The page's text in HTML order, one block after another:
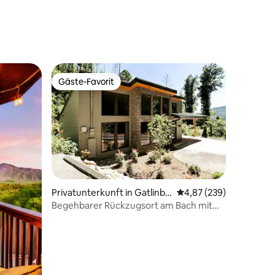
Bewertungen
Gäste-Favorit
Gäste-Favorit
Privatunterkunft in Gatlinbu
rg
Durchschnittliche
4,87 (239)
Begehbarer Rückzugsort am Bach mit